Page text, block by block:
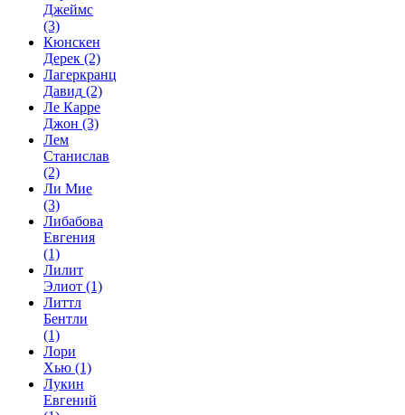
Джеймс
(3)
Кюнскен
Дерек (2)
Лагеркранц
Давид (2)
Ле Карре
Джон (3)
Лем
Станислав
(2)
Ли Мие
(3)
Либабова
Евгения
(1)
Лилит
Элиот (1)
Литтл
Бентли
(1)
Лори
Хью (1)
Лукин
Евгений